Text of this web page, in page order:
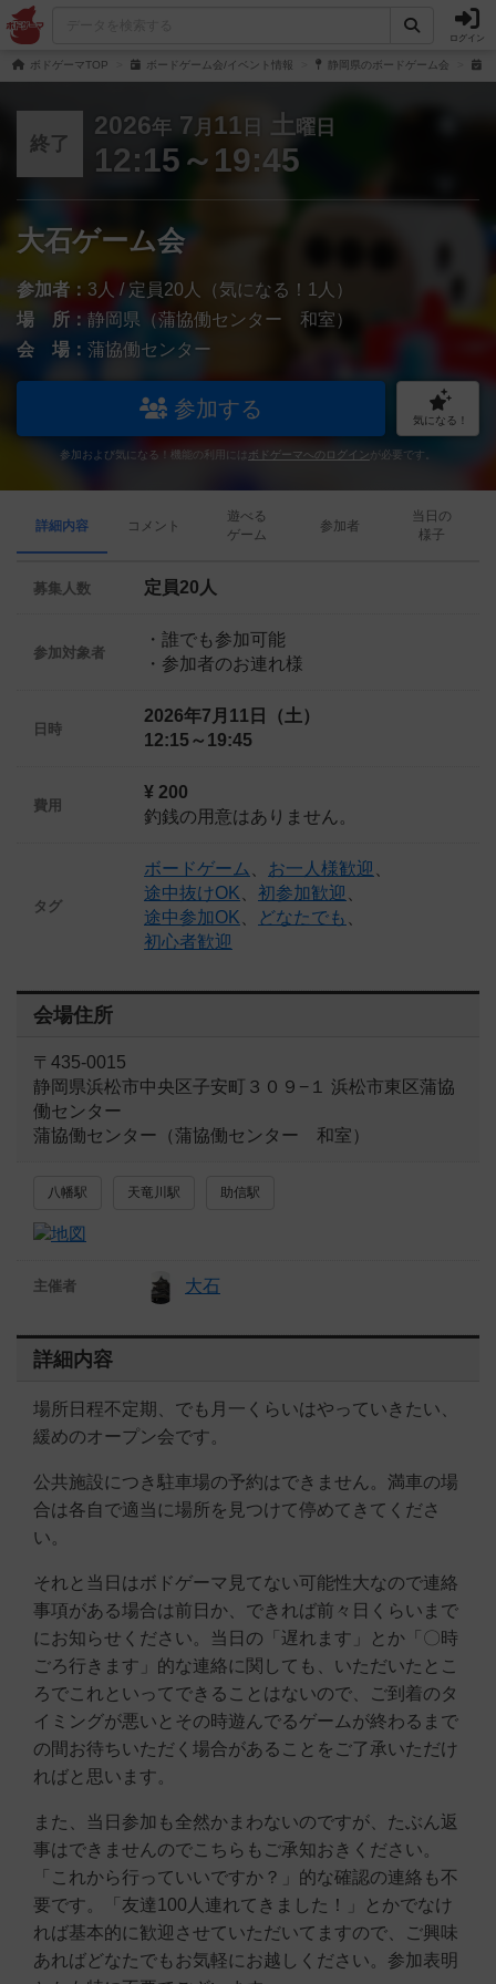
ログイン
ボドゲーマTOP ボードゲーム会/イベント情報 静岡県のボードゲーム会
終了
2026年 7 月 11 日 土曜日
12:15～19:45
大石ゲーム会
参加者： 3人 / 定員20人（気になる！1人）
場 所： 静岡県（蒲協働センター 和室）
会 場： 蒲協働センター
参加する 気になる！
参加および気になる！機能の利用には ボドゲーマへのログイン が必要です。
詳細内容 コメント
遊べる
ゲーム
参加者
当日の
様子
募集人数 定員20人
参加対象者
・誰でも参加可能
・参加者のお連れ様
日時
2026年7月11日（土）
12:15～19:45
費用
¥ 200
釣銭の用意はありません。
タグ
ボードゲーム お一人様歓迎
途中抜けOK
初参加歓迎
途中参加OK
どなたでも
初心者歓迎
会場住所
〒435-0015
静岡県浜松市中央区子安町３０９−１ 浜松市東区蒲協
働センター
蒲協働センター（蒲協働センター 和室）
八幡駅 天竜川駅 助信駅
主催者 大石
詳細内容
場所日程不定期、でも月一くらいはやっていきたい、
緩めのオープン会です。
公共施設につき駐車場の予約はできません。満車の場
合は各自で適当に場所を見つけて停めてきてくださ
い。
それと当日はボドゲーマ見てない可能性大なので連絡
事項がある場合は前日か、できれば前々日くらいまで
にお知らせください。当日の「遅れます」とか「〇時
ごろ行きます」的な連絡に関しても、いただいたとこ
ろでこれといってできることはないので、ご到着のタ
イミングが悪いとその時遊んでるゲームが終わるまで
の間お待ちいただく場合があることをご了承いただけ
ればと思います。
また、当日参加も全然かまわないのですが、たぶん返
事はできませんのでこちらもご承知おきください。
「これから行っていいですか？」的な確認の連絡も不
要です。「友達100人連れてきました！」とかでなけ
れば基本的に歓迎させていただいてますので、ご興味
あればどなたでもお気軽にお越しください。参加表明